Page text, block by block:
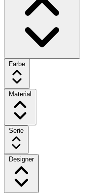
Farbe
Material
Serie
Designer